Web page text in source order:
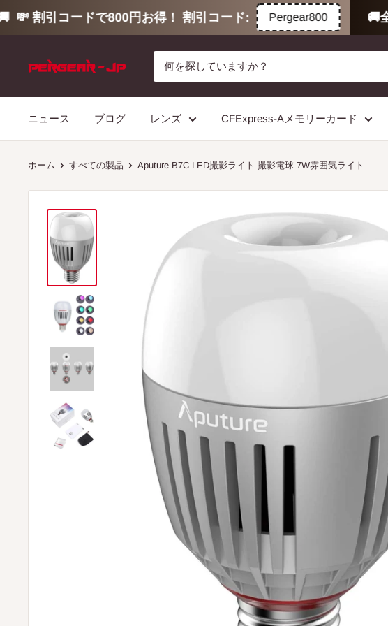
割引コードで800円お得！ 割引コード: Pergear800 🚚全
に
ニュース ブログ レンズ CFExpress-Aメモリーカード
ホーム すべての製品 Aputure B7C LED撮影ライト 撮影電球 7W雰囲気ライト